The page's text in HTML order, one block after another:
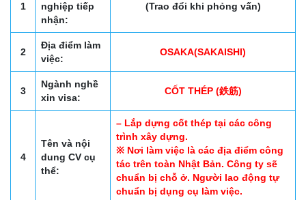
1
nghiệp tiếp
nhận:
(Trao đổi khi phỏng vấn)
2
Địa điểm làm
việc:
OSAKA(SAKAISHI)
3
Ngành nghề
xin visa:
CỐT THÉP (鉄筋)
4
Tên và nội
dung CV cụ
thể:
– Lắp dựng cốt thép tại các công
trình xây dựng.
※ Nơi làm việc là các địa điểm công
tác trên toàn Nhật Bản. Công ty sẽ
chuẩn bị chỗ ở. Người lao động tự
chuẩn bị dụng cụ làm việc.